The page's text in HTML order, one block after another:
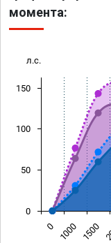
момента:
л.с.
0 1000 1500
0
50
100
150